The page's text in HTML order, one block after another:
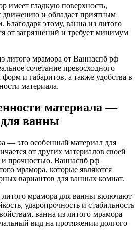
имеет гладкую поверхность,
движению и обладает приятным
этому, ванна из литого
от загрязнений и требует минимум
литого мрамора от Ваннаспб рф
сочетание превосходного
и габаритов, а также удобства в
материала.
материала —
ванны
— это особенный материал для
от других материалов своей
и прочностью. Ваннаспб рф
мрамора, которые являются
вариантов для ванных комнат.
литого мрамора для ванны включают
ударопрочность и стабильность
ванна из литого мрамора
вид на протяжении долгого